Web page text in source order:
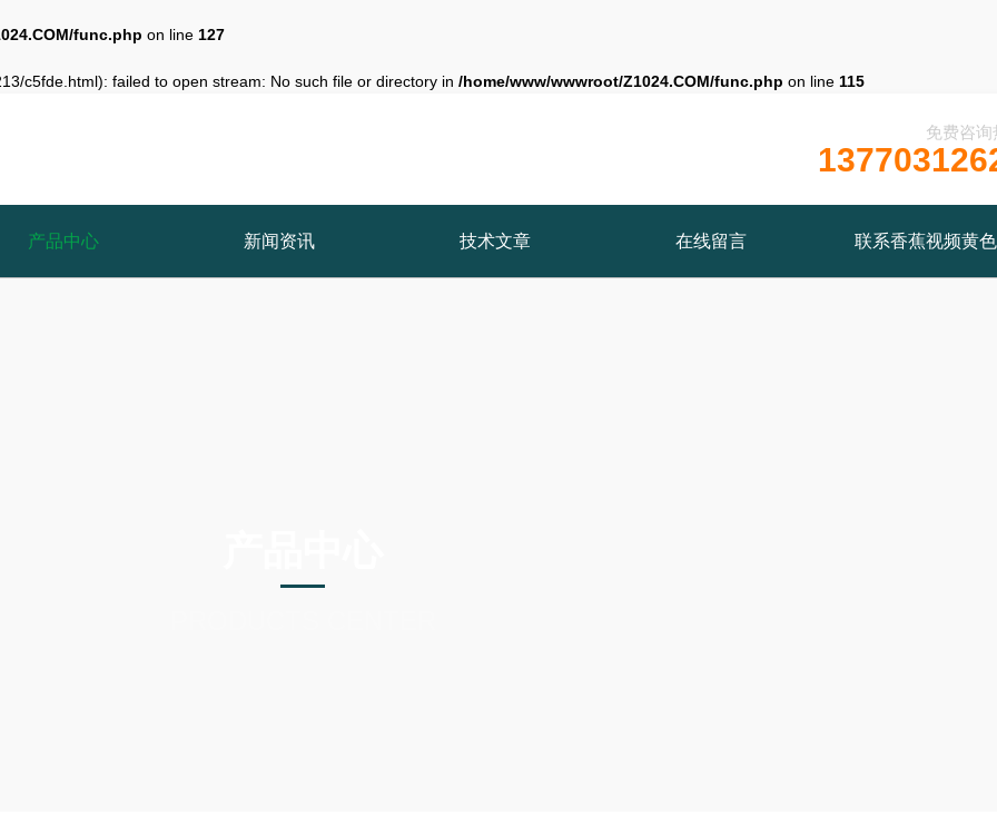
func.php on line 127
c5fde.html): failed to open stream: No such file or directory in /home/www/wwwroot/Z1024.COM/func.php on line 115
免费咨询
产品中心 新闻资讯 技术文章 在线留言 联系香蕉视频黄色